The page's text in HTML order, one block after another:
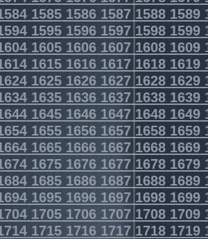
15851586158715881589
15951596159715981599
16051606160716081609
16151616161716181619
16251626162716281629
16351636163716381639
16451646164716481649
16551656165716581659
16651666166716681669
167516761677 16781679
168516861687 16881689
16951696169716981699
17051706170717081709
17151716171717181719